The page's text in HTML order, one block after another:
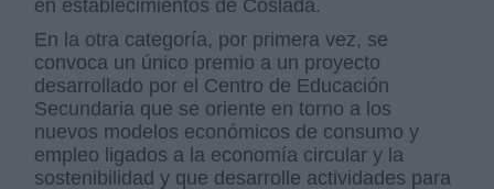
en establecimientos de Coslada.
En la otra categoría, por primera vez, se
convoca un único premio a un proyecto
desarrollado por el Centro de Educación
Secundaria que se oriente en torno a los
nuevos modelos económicos de consumo y
empleo ligados a la economía circular y la
sostenibilidad y que desarrolle actividades para